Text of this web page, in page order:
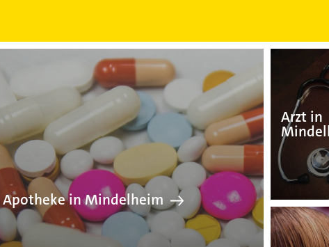
Apotheke in Mindelheim
Apotheke in
Arzt in